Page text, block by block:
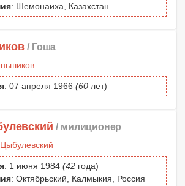
: Шемонаиха, Казахстан
/ Гоша
: 07 апреля 1966 (60 лет)
/ милиционер
: 1 июня 1984 (42 года)
: Октябрьский, Калмыкия, Россия